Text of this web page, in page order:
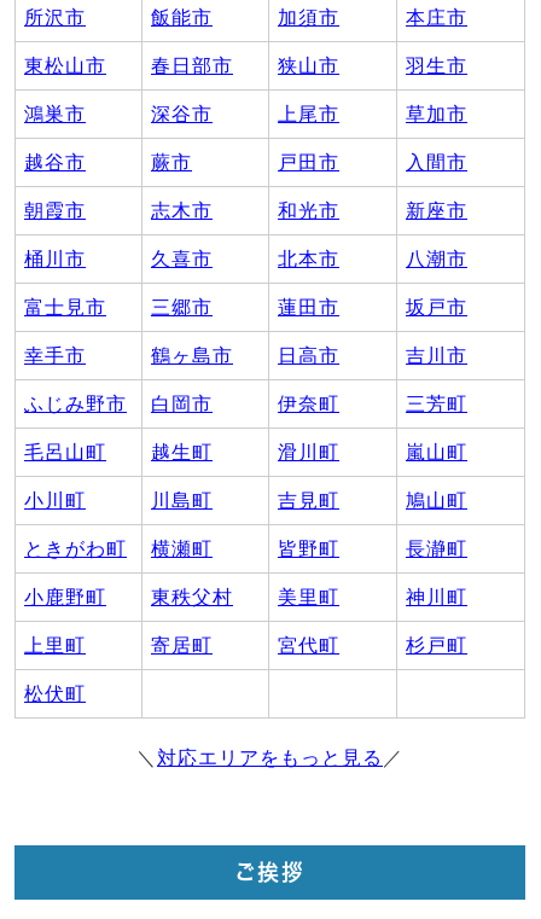
所沢市 飯能市 加須市 本庄市
東松山市 春日部市 狭山市 羽生市
鴻巣市 深谷市 上尾市 草加市
越谷市 蕨市 戸田市 入間市
朝霞市 志木市 和光市 新座市
桶川市 久喜市 北本市 八潮市
富士見市 三郷市 蓮田市 坂戸市
幸手市 鶴ヶ島市 日高市 吉川市
ふじみ野市 白岡市 伊奈町 三芳町
毛呂山町 越生町 滑川町 嵐山町
小川町 川島町 吉見町 鳩山町
ときがわ町 横瀬町 皆野町 長瀞町
小鹿野町 東秩父村 美里町 神川町
上里町 寄居町 宮代町 杉戸町
松伏町
＼ 対応エリアをもっと見る ／
ご挨拶